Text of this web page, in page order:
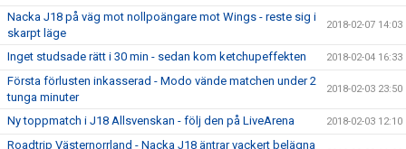
Nacka J18 på väg mot nollpoängare mot Wings - reste sig i
skarpt läge
2018-02-07 14:03
Inget studsade rätt i 30 min - sedan kom ketchupeffekten 2018-02-04 16:33
Första förlusten inkasserad - Modo vände matchen under 2
tunga minuter
2018-02-03 23:50
Ny toppmatch i J18 Allsvenskan - följ den på LiveArena 2018-02-03 12:10
Roadtrip Västernorrland - Nacka J18 äntrar vackert belägna